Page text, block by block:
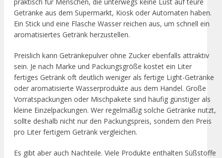
Getränke aus dem Supermarkt, Kiosk oder Automaten haben.
Ein Stick und eine Flasche Wasser reichen aus, um schnell ein
aromatisiertes Getränk herzustellen.
Preislich kann Getränkepulver ohne Zucker ebenfalls attraktiv
sein. Je nach Marke und Packungsgröße kostet ein Liter
fertiges Getränk oft deutlich weniger als fertige Light-Getränke
oder aromatisierte Wasserprodukte aus dem Handel. Große
Vorratspackungen oder Mischpakete sind häufig günstiger als
kleine Einzelpackungen. Wer regelmäßig solche Getränke nutzt,
sollte deshalb nicht nur den Packungspreis, sondern den Preis
pro Liter fertigem Getränk vergleichen.
Es gibt aber auch Nachteile. Viele Produkte enthalten Süßstoffe